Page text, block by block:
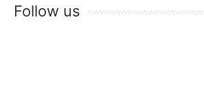
Follow us